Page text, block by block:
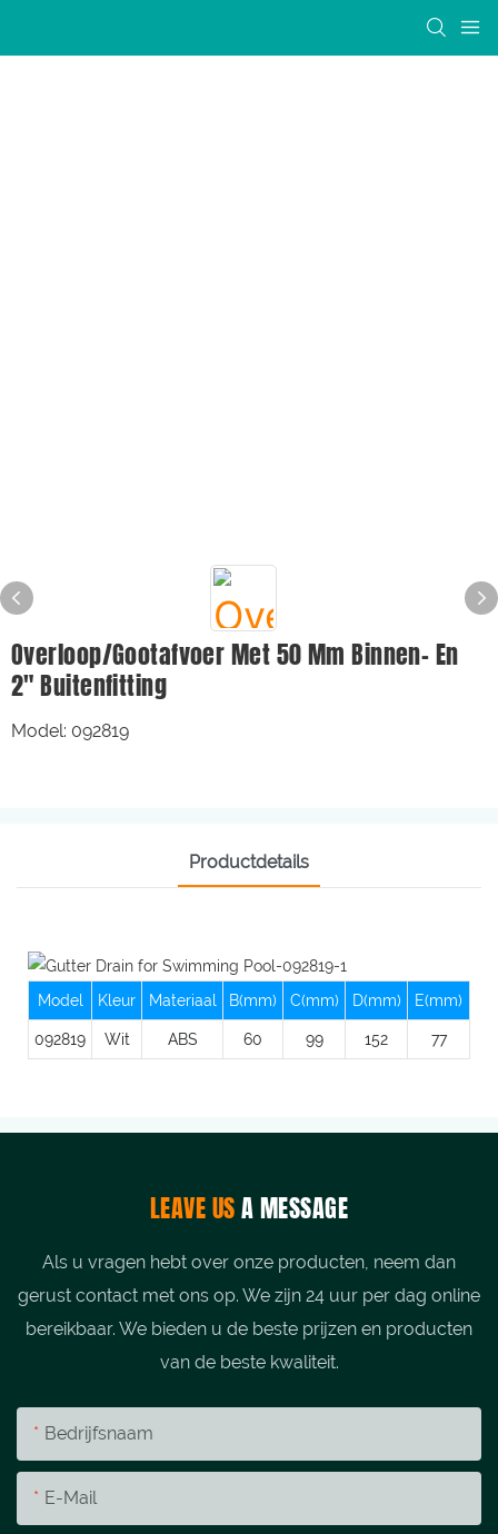
Overloop/gootafvoer Met 50 Mm Binnen- En
2" Buitenfitting
Model: 092819
Productdetails
Model Kleur Materiaal B(mm) C(mm) D(mm) E(mm)
092819 Wit ABS 60 99 152 77
LEAVE USA MESSAGE
Als u vragen hebt over onze producten, neem dan
gerust contact met ons op. We zijn 24 uur per dag online
bereikbaar. We bieden u de beste prijzen en producten
van de beste kwaliteit.
Bedrijfsnaam
E-Mail